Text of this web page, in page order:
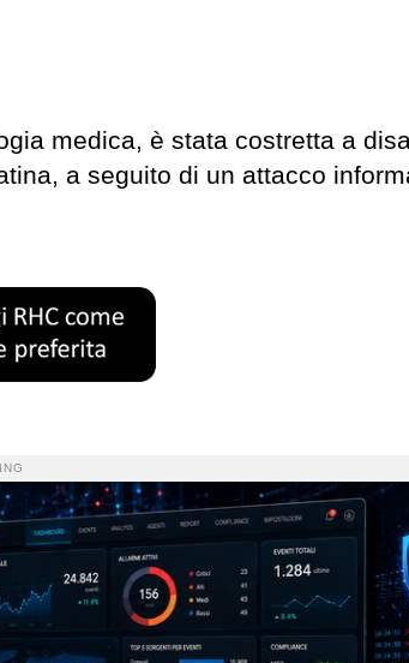
medica, è stata costretta a
a seguito di un attacco